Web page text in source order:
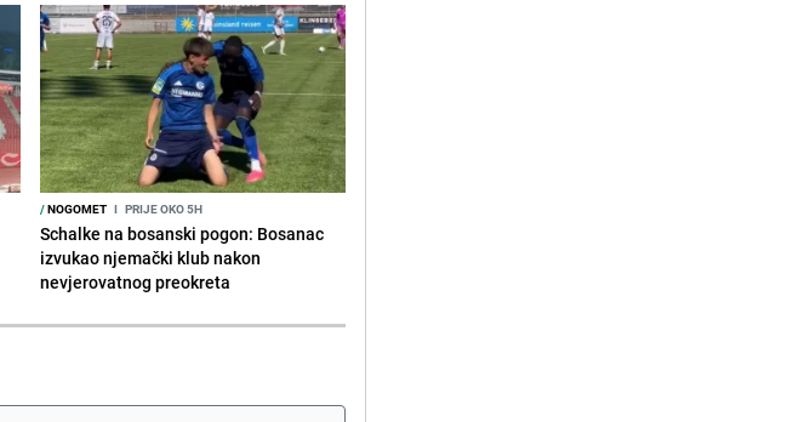
/NOGOMET I PRIJE OKO 5H
Schalke na bosanski pogon: Bosanac
izvukao njemački klub nakon
nevjerovatnog preokreta